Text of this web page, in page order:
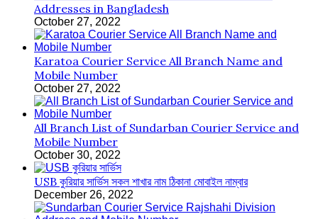
Addresses in Bangladesh
October 27, 2022
Karatoa Courier Service All Branch Name and
Mobile Number
October 27, 2022
All Branch List of Sundarban Courier Service and
Mobile Number
October 30, 2022
USB কুরিয়ার সার্ভিস সকল শাখার নাম ঠিকানা মোবাইল নাম্বার
December 26, 2022